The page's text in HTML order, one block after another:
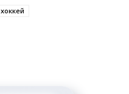
хоккей